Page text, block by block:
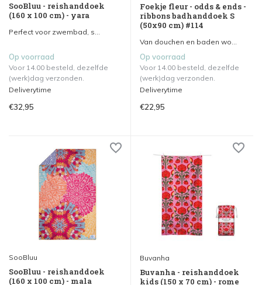
SooBluu - reishanddoek
(160 x 100 cm) - yara
Perfect voor zwembad, s...
Op voorraad
Voor 14.00 besteld, dezelfde
(werk)dag verzonden.
Deliverytime
€32,95
Foekje fleur - odds & ends -
ribbons badhanddoek S
(50x90 cm) #114
Van douchen en baden wo...
Op voorraad
Voor 14.00 besteld, dezelfde
(werk)dag verzonden.
Deliverytime
€22,95
SooBluu
SooBluu - reishanddoek
(160 x 100 cm) - mala
Buvanha
Buvanha - reishanddoek
kids (150 x 70 cm) - rome